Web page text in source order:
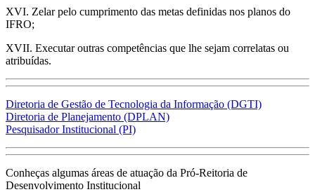
XVI. Zelar pelo cumprimento das metas definidas nos planos do
IFRO;
XVII. Executar outras competências que lhe sejam correlatas ou
atribuídas.
Diretoria de Gestão de Tecnologia da Informação (DGTI)
Diretoria de Planejamento (DPLAN)
Pesquisador Institucional (PI)
Conheças algumas áreas de atuação da Pró-Reitoria de
Desenvolvimento Institucional